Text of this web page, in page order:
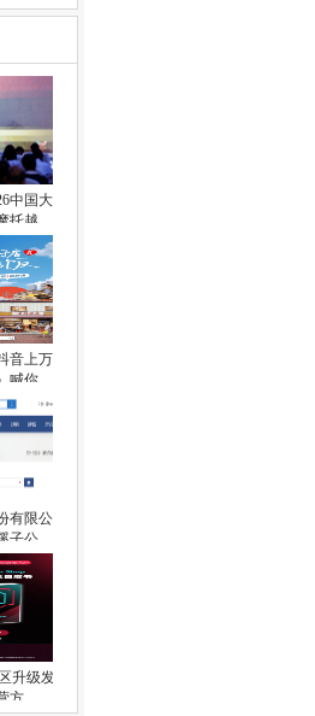
中国大
托越
音上万
喊你
有限公
子公
升级发
方